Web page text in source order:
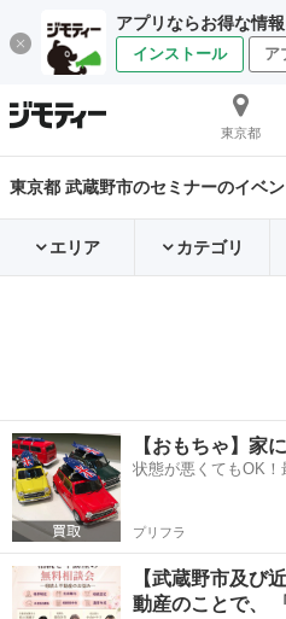
アプリならお得な情
インストール ア
東京都
東京都 武蔵野市のセミナーのイベ
エリア カテゴリ
【おもちゃ】家
状態が悪くてもOK！
プリフラ
【武蔵野市及び近隣
動産のことで、